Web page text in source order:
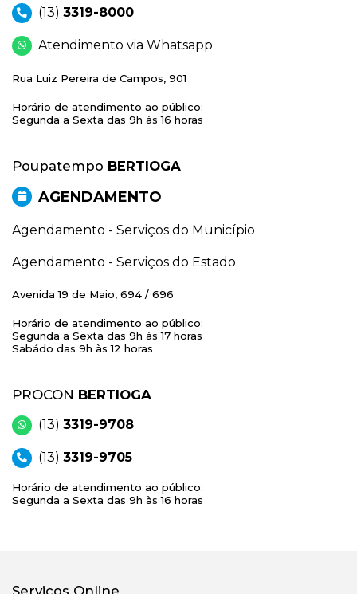
(13) 3319-8000
Atendimento via Whatsapp
Rua Luiz Pereira de Campos, 901
Horário de atendimento ao público:
Segunda a Sexta das 9h às 16 horas
Poupatempo BERTIOGA
AGENDAMENTO
Agendamento - Serviços do Município
Agendamento - Serviços do Estado
Avenida 19 de Maio, 694 / 696
Horário de atendimento ao público:
Segunda a Sexta das 9h às 17 horas
Sabádo das 9h às 12 horas
PROCON BERTIOGA
(13) 3319-9708
(13) 3319-9705
Horário de atendimento ao público:
Segunda a Sexta das 9h às 16 horas
Serviços Online